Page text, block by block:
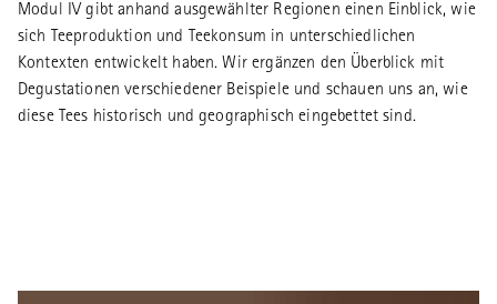
Modul IV gibt anhand ausgewählter Regionen einen Einblick, wie
sich Teeproduktion und Teekonsum in unterschiedlichen
Kontexten entwickelt haben. Wir ergänzen den Überblick mit
Degustationen verschiedener Beispiele und schauen uns an, wie
diese Tees historisch und geographisch eingebettet sind.